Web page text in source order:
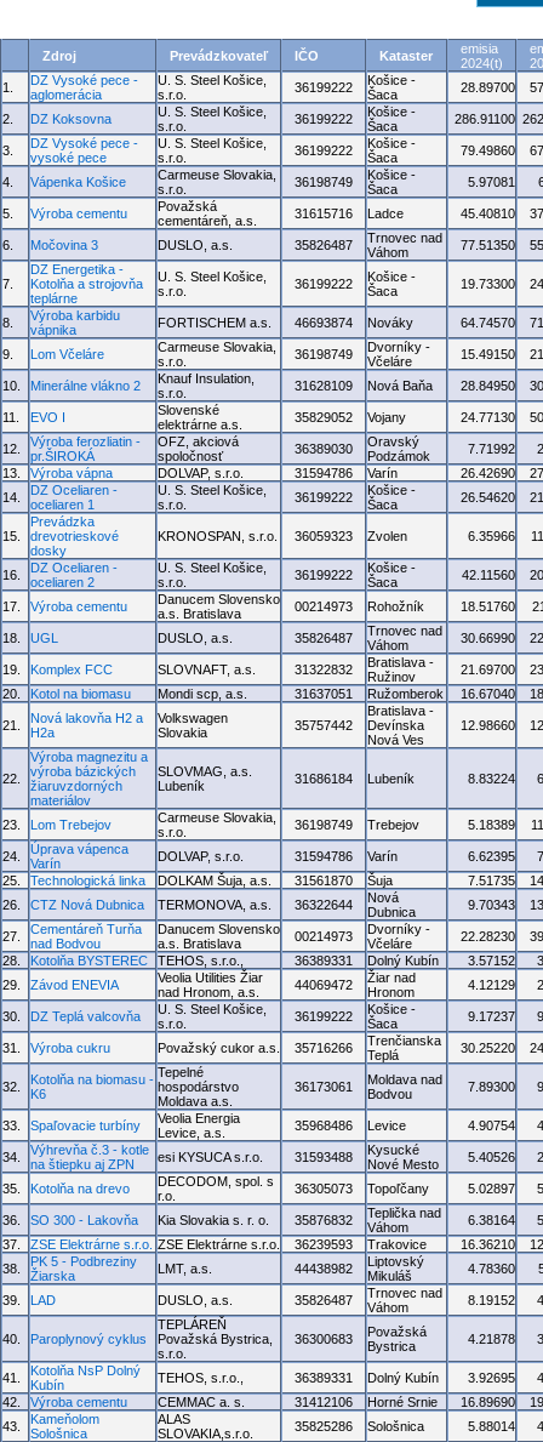
Zdroj Prevádzkovateľ IČO Kataster
emisia
2024(t)
1.
DZ Vysoké pece -
aglomerácia
U. S. Steel Košice,
s.r.o.
36199222
Košice -
Šaca
28.89700
2. DZ Koksovna
U. S. Steel Košice,
s.r.o.
36199222
Košice -
Šaca
286.91100
3.
DZ Vysoké pece -
vysoké pece
U. S. Steel Košice,
s.r.o.
36199222
Košice -
Šaca
79.49860
4. Vápenka Košice
Carmeuse Slovakia,
s.r.o.
36198749
Košice -
Šaca
5.97081
5. Výroba cementu
Považská
cementáreň, a.s.
31615716 Ladce 45.40810
6. Močovina 3 DUSLO, a.s. 35826487
Trnovec nad
Váhom
77.51350
7.
DZ Energetika -
Kotolňa a strojovňa
teplárne
U. S. Steel Košice,
s.r.o.
36199222
Košice -
Šaca
19.73300
8.
Výroba karbidu
vápnika
FORTISCHEM a.s. 46693874 Nováky 64.74570
9. Lom Včeláre
Carmeuse Slovakia,
s.r.o.
36198749
Dvorníky -
Včeláre
15.49150
10. Minerálne vlákno 2
Knauf Insulation,
s.r.o.
31628109 Nová Baňa 28.84950
11. EVO I
Slovenské
elektrárne a.s.
35829052 Vojany 24.77130
12.
Výroba ferozliatin -
pr.ŠIROKÁ
OFZ, akciová
spoločnosť
36389030
Oravský
Podzámok
7.71992
13.
Výroba vápna DOLVAP, s.r.o. 31594786 Varín 26.42690
14.
DZ Oceliaren -
oceliaren 1
U. S. Steel Košice,
s.r.o.
36199222
Košice -
Šaca
26.54620
15.
Prevádzka
drevotrieskové
dosky
KRONOSPAN, s.r.o. 36059323 Zvolen 6.35966
16.
DZ Oceliaren -
oceliaren 2
U. S. Steel Košice,
s.r.o.
36199222
Košice -
Šaca
42.11560
17. Výroba cementu
Danucem Slovensko
a.s. Bratislava
00214973 Rohožník 18.51760
18. UGL DUSLO, a.s. 35826487
Trnovec nad
Váhom
30.66990
19. Komplex FCC SLOVNAFT, a.s. 31322832
Bratislava -
Ružinov
21.69700
20.
Kotol na biomasu Mondi scp, a.s. 31637051 Ružomberok 16.67040
21.
Nová lakovňa H2 a
H2a
Volkswagen
Slovakia
35757442
Bratislava -
Devínska
Nová Ves
12.98660
22.
Výroba magnezitu a
výroba bázických
žiaruvzdorných
materiálov
SLOVMAG, a.s.
Lubeník
31686184 Lubeník 8.83224
23. Lom Trebejov
Carmeuse Slovakia,
s.r.o.
36198749 Trebejov 5.18389
24.
Úprava vápenca
Varín
DOLVAP, s.r.o. 31594786 Varín 6.62395
25.
Technologická linka DOLKAM Šuja, a.s. 31561870 Šuja 7.51735
26.
CTZ Nová Dubnica TERMONOVA, a.s. 36322644
Nová
Dubnica
9.70343
27.
Cementáreň Turňa
nad Bodvou
Danucem Slovensko
a.s. Bratislava
00214973
Dvorníky -
Včeláre
22.28230
28.
Kotolňa BYSTEREC TEHOS, s.r.o., 36389331 Dolný Kubín 3.57152
29.
Závod ENEVIA
Veolia Utilities Žiar
nad Hronom, a.s.
44069472
Žiar nad
Hronom
4.12129
30. DZ Teplá valcovňa
U. S. Steel Košice,
s.r.o.
36199222
Košice -
Šaca
9.17237
31. Výroba cukru Považský cukor a.s. 35716266
Trenčianska
Teplá
30.25220
32.
Kotolňa na biomasu -
K6
Tepelné
hospodárstvo
Moldava a.s.
36173061
Moldava nad
Bodvou
7.89300
33. Spaľovacie turbíny
Veolia Energia
Levice, a.s.
35968486 Levice 4.90754
34.
Výhrevňa č.3 - kotle
na štiepku aj ZPN
esi KYSUCA s.r.o. 31593488
Kysucké
Nové Mesto
5.40526
35. Kotolňa na drevo
DECODOM, spol. s
r.o.
36305073 Topoľčany 5.02897
36. SO 300 - Lakovňa Kia Slovakia s. r. o. 35876832
Teplička nad
Váhom
6.38164
37.
ZSE Elektrárne s.r.o. ZSE Elektrárne s.r.o. 36239593 Trakovice 16.36210
38.
PK 5 - Podbreziny
Žiarska
LMT, a.s. 44438982
Liptovský
Mikuláš
4.78360
39. LAD DUSLO, a.s. 35826487
Trnovec nad
Váhom
8.19152
40. Paroplynový cyklus
TEPLÁREŇ
Považská Bystrica,
s.r.o.
36300683
Považská
Bystrica
4.21878
41.
Kotolňa NsP Dolný
Kubín
TEHOS, s.r.o., 36389331 Dolný Kubín 3.92695
42.
Výroba cementu CEMMAC a. s. 31412106 Horné Srnie 16.89690
43.
Kameňolom
Sološnica
ALAS
SLOVAKIA,s.r.o.
35825286 Sološnica 5.88014